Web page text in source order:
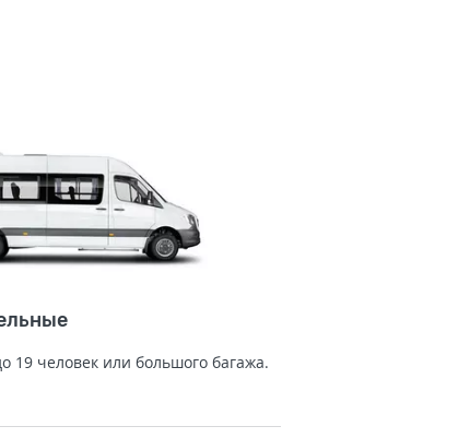
19 человек или большого багажа.